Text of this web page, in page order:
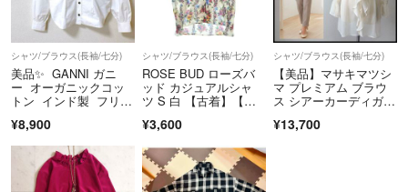
シャツ/ブラウス(長袖/七分)
美品✨ GANNI ガニ
ー オーガニックコッ
トン インド製 フリ
ツ ブラウス 白 36Ｓ
¥8,900
シャツ/ブラウス(長袖/七分)
ROSE BUD ローズバ
ッド カジュアルシャ
ツ S 白 【古着】【中
¥3,600
シャツ/ブラウス(長袖/七分)
【美品】マサキマツシ
マ プレミアム ブラウ
ス シアーカーディガ
¥13,700